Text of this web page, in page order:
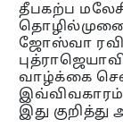
தீபகற்ப
ஜோஸ்வா
வாழ்க்கை
இவ்விவகாரம்
இது